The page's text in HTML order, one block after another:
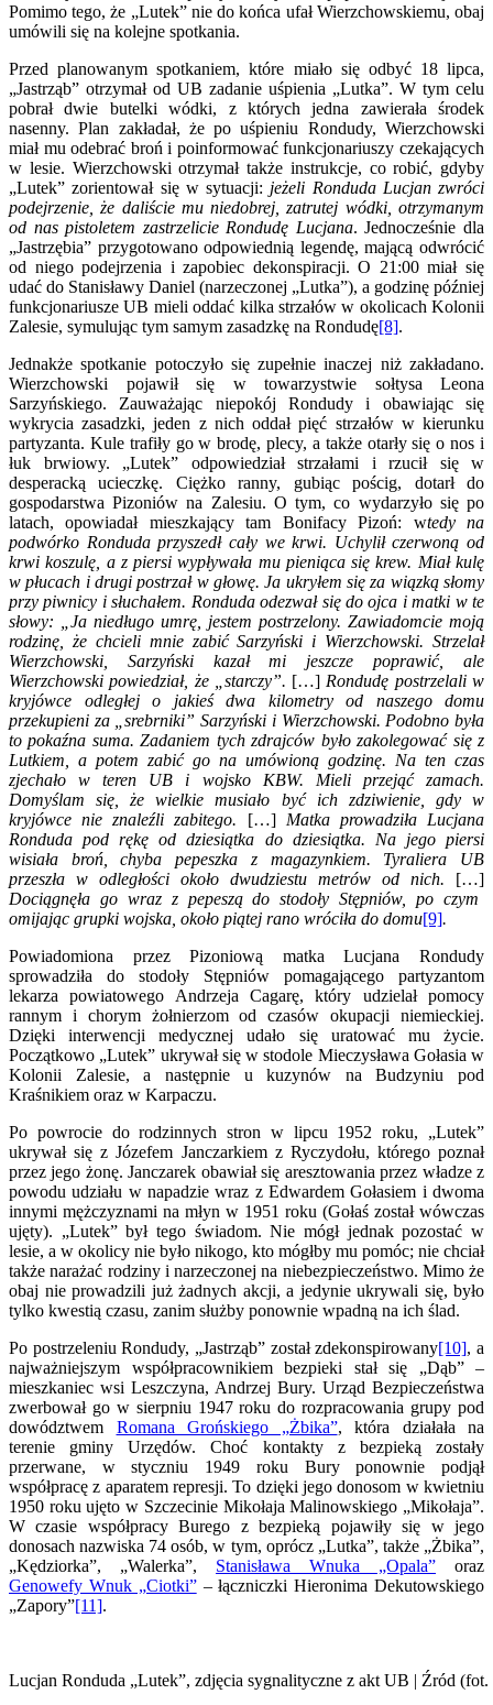
Pomimo tego, że „Lutek” nie do końca ufał Wierzchowskiemu, obaj
umówili się na kolejne spotkania.
Przed planowanym spotkaniem, które miało się odbyć 18 lipca,
„Jastrząb” otrzymał od UB zadanie uśpienia „Lutka”. W tym celu
pobrał dwie butelki wódki, z których jedna zawierała środek
nasenny. Plan zakładał, że po uśpieniu Rondudy, Wierzchowski
miał mu odebrać broń i poinformować funkcjonariuszy czekających
w lesie. Wierzchowski otrzymał także instrukcje, co robić, gdyby
„Lutek” zorientował się w sytuacji: jeżeli Ronduda Lucjan zwróci
podejrzenie, że daliście mu niedobrej, zatrutej wódki, otrzymanym
od nas pistoletem zastrzelicie Rondudę Lucjana. Jednocześnie dla
„Jastrzębia” przygotowano odpowiednią legendę, mającą odwrócić
od niego podejrzenia i zapobiec dekonspiracji. O 21:00 miał się
udać do Stanisławy Daniel (narzeczonej „Lutka”), a godzinę później
funkcjonariusze UB mieli oddać kilka strzałów w okolicach Kolonii
Zalesie, symulując tym samym zasadzkę na Rondudę[8].
Jednakże spotkanie potoczyło się zupełnie inaczej niż zakładano.
Wierzchowski pojawił się w towarzystwie sołtysa Leona
Sarzyńskiego. Zauważając niepokój Rondudy i obawiając się
wykrycia zasadzki, jeden z nich oddał pięć strzałów w kierunku
partyzanta. Kule trafiły go w brodę, plecy, a także otarły się o nos i
łuk brwiowy. „Lutek” odpowiedział strzałami i rzucił się w
desperacką ucieczkę. Ciężko ranny, gubiąc pościg, dotarł do
gospodarstwa Pizoniów na Zalesiu. O tym, co wydarzyło się po
latach, opowiadał mieszkający tam Bonifacy Pizoń: wtedy na
podwórko Ronduda przyszedł cały we krwi. Uchylił czerwoną od
krwi koszulę, a z piersi wypływała mu pieniąca się krew. Miał kulę
w płucach i drugi postrzał w głowę. Ja ukryłem się za wiązką słomy
przy piwnicy i słuchałem. Ronduda odezwał się do ojca i matki w te
słowy: „Ja niedługo umrę, jestem postrzelony. Zawiadomcie moją
rodzinę, że chcieli mnie zabić Sarzyński i Wierzchowski. Strzelał
Wierzchowski, Sarzyński kazał mi jeszcze poprawić, ale
Wierzchowski powiedział, że „starczy”. […] Rondudę postrzelali w
kryjówce odległej o jakieś dwa kilometry od naszego domu
przekupieni za „srebrniki” Sarzyński i Wierzchowski. Podobno była
to pokaźna suma. Zadaniem tych zdrajców było zakolegować się z
Lutkiem, a potem zabić go na umówioną godzinę. Na ten czas
zjechało w teren UB i wojsko KBW. Mieli przejąć zamach.
Domyślam się, że wielkie musiało być ich zdziwienie, gdy w
kryjówce nie znaleźli zabitego. […] Matka prowadziła Lucjana
Ronduda pod rękę od dziesiątka do dziesiątka. Na jego piersi
wisiała broń, chyba pepeszka z magazynkiem. Tyraliera UB
przeszła w odległości około dwudziestu metrów od nich. […]
Dociągnęła go wraz z pepeszą do stodoły Stępniów, po czym
omijając grupki wojska, około piątej rano wróciła do domu[9].
Powiadomiona przez Pizoniową matka Lucjana Rondudy
sprowadziła do stodoły Stępniów pomagającego partyzantom
lekarza powiatowego Andrzeja Cagarę, który udzielał pomocy
rannym i chorym żołnierzom od czasów okupacji niemieckiej.
Dzięki interwencji medycznej udało się uratować mu życie.
Początkowo „Lutek” ukrywał się w stodole Mieczysława Gołasia w
Kolonii Zalesie, a następnie u kuzynów na Budzyniu pod
Kraśnikiem oraz w Karpaczu.
Po powrocie do rodzinnych stron w lipcu 1952 roku, „Lutek”
ukrywał się z Józefem Janczarkiem z Ryczydołu, którego poznał
przez jego żonę. Janczarek obawiał się aresztowania przez władze z
powodu udziału w napadzie wraz z Edwardem Gołasiem i dwoma
innymi mężczyznami na młyn w 1951 roku (Gołaś został wówczas
ujęty). „Lutek” był tego świadom. Nie mógł jednak pozostać w
lesie, a w okolicy nie było nikogo, kto mógłby mu pomóc; nie chciał
także narażać rodziny i narzeczonej na niebezpieczeństwo. Mimo że
obaj nie prowadzili już żadnych akcji, a jedynie ukrywali się, było
tylko kwestią czasu, zanim służby ponownie wpadną na ich ślad.
Po postrzeleniu Rondudy, „Jastrząb” został zdekonspirowany[10], a
najważniejszym współpracownikiem bezpieki stał się „Dąb” –
mieszkaniec wsi Leszczyna, Andrzej Bury. Urząd Bezpieczeństwa
zwerbował go w sierpniu 1947 roku do rozpracowania grupy pod
dowództwem Romana Grońskiego „Żbika”, która działała na
terenie gminy Urzędów. Choć kontakty z bezpieką zostały
przerwane, w styczniu 1949 roku Bury ponownie podjął
współpracę z aparatem represji. To dzięki jego donosom w kwietniu
1950 roku ujęto w Szczecinie Mikołaja Malinowskiego „Mikołaja”.
W czasie współpracy Burego z bezpieką pojawiły się w jego
donosach nazwiska 74 osób, w tym, oprócz „Lutka”, także „Żbika”,
„Kędziorka”, „Walerka”, Stanisława Wnuka „Opala” oraz
Genowefy Wnuk „Ciotki”– łączniczki Hieronima Dekutowskiego
„Zapory”[11].
Lucjan Ronduda „Lutek”, zdjęcia sygnalityczne z akt UB | Źród